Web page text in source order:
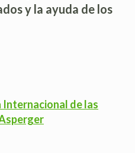
y la ayuda de los
Internacional de las